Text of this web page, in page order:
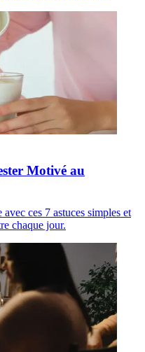
Motivé au
ces 7 astuces simples et
chaque jour.